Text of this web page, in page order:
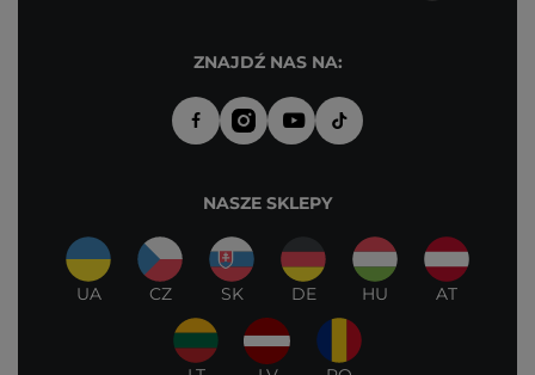
ZNAJDŹ NAS NA:
NASZE SKLEPY
UA CZ SK DE HU AT